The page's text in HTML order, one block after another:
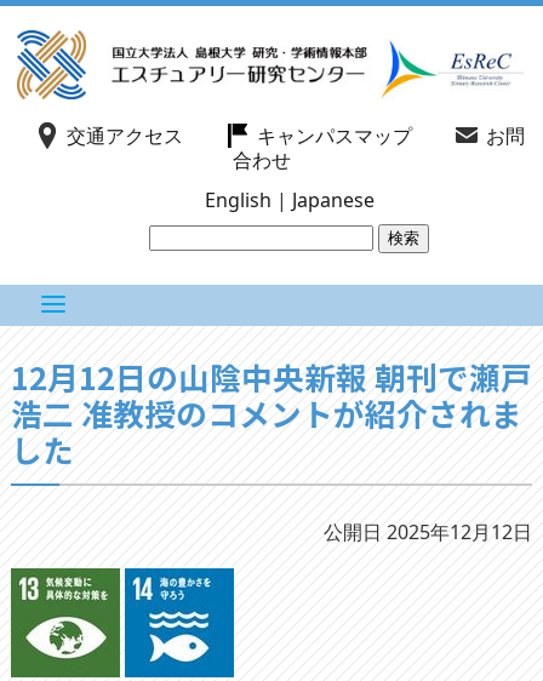
交通アクセス キャンパスマップ
お問
合わせ
English | Japanese
12月12日の山陰中央新報 朝刊で瀬戸
浩二 准教授のコメントが紹介されま
した
公開日 2025年12月12日